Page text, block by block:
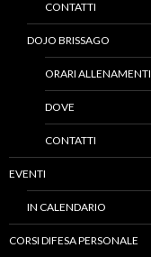
CONTATTI
DOJO BRISSAGO
ORARI ALLENAMENTI
DOVE
CONTATTI
EVENTI
IN CALENDARIO
CORSI DIFESA PERSONALE